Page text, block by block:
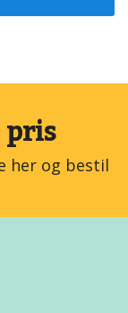
pris
her og bestil